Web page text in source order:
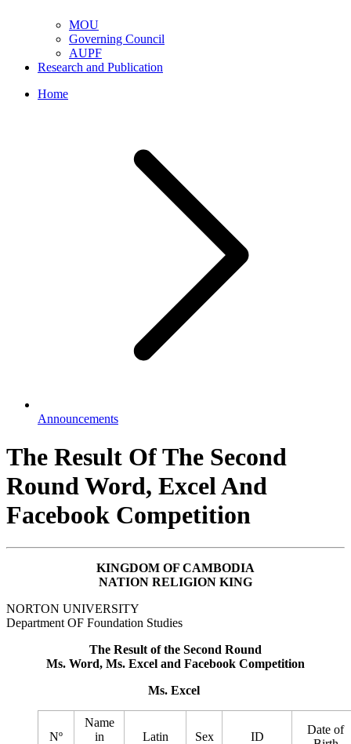
MOU
Governing Council
AUPF
Research and Publication
Home
Announcements
The Result Of The Second
Round Word, Excel And
Facebook Competition
KINGDOM OF CAMBODIA
NATION RELIGION KING
NORTON UNIVERSITY
Department OF Foundation Studies
The Result of the Second Round
Ms. Word, Ms. Excel and Facebook Competition
Ms. Excel
Nº
Name
in
Latin Sex ID
Date of